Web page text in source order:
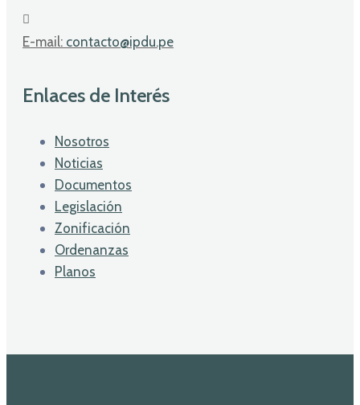
E-mail: contacto@ipdu.pe
Enlaces de Interés
Nosotros
Noticias
Documentos
Legislación
Zonificación
Ordenanzas
Planos